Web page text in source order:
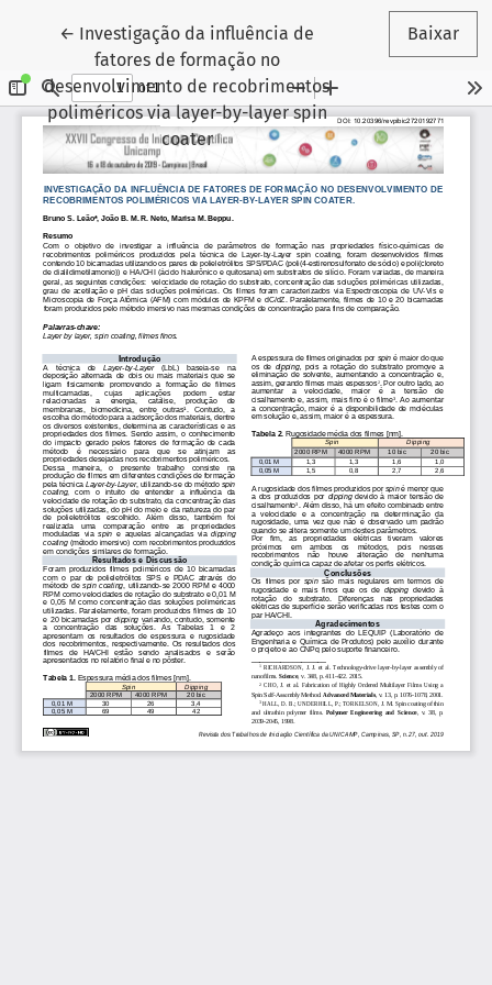
← Voltar aos Detalhes do Artigo
Investigação da influência de
fatores de formação no
desenvolvimento de recobrimentos
poliméricos via layer-by-layer spin
coater
Baixar